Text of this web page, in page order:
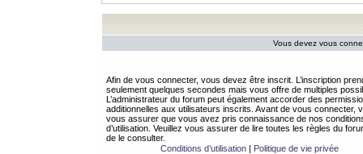
Vous devez vous
Afin de vous connecter, vous devez être inscrit. L’inscription
seulement quelques secondes mais vous offre de multiples
L’administrateur du forum peut également accorder des
additionnelles aux utilisateurs inscrits. Avant de vous connecter,
vous assurer que vous avez pris connaissance de nos
d’utilisation. Veuillez vous assurer de lire toutes les règles du
de le consulter.
Conditions d’utilisation| Politique de vie privée